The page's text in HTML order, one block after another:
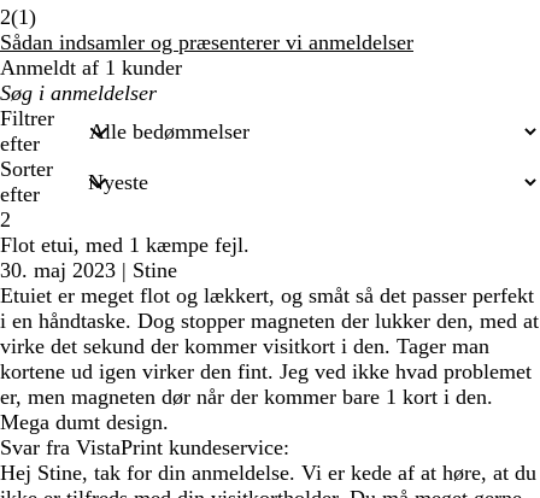
2(11
anmeldelser
)
Sådan indsamler og præsenterer vi anmeldelser
Anmeldt af 1 kunder
Min
søgetekst
Filtrer
efter
Sorter
efter
2
Flot etui, med 1 kæmpe fejl.
30. maj 2023 | Stine
Etuiet er meget flot og lækkert, og småt så det passer perfekt
i en håndtaske. Dog stopper magneten der lukker den, med at
virke det sekund der kommer visitkort i den. Tager man
kortene ud igen virker den fint. Jeg ved ikke hvad problemet
er, men magneten dør når der kommer bare 1 kort i den.
Mega dumt design.
Svar fra VistaPrint kundeservice:
Hej Stine, tak for din anmeldelse. Vi er kede af at høre, at du